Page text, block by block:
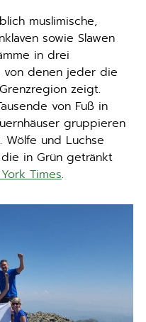
muslimische,
sowie Slawen
in drei
von denen jeder die
zeigt.
von Fuß in
gruppieren
Wölfe und Luchse
in Grün getränkt
Times.